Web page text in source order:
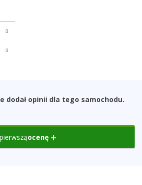
dodał opinii dla tego samochodu.
ocenę